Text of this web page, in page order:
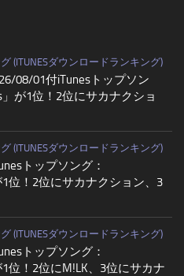
(ITUNESダウンロードランキング)
08/01付iTunesトップソン
」が1位！2位にサカナクショ
(ITUNESダウンロードランキング)
トップソング：
1位！2位にサカナクション、3
(ITUNESダウンロードランキング)
トップソング：
1位！2位にM!LK、3位にサカナ